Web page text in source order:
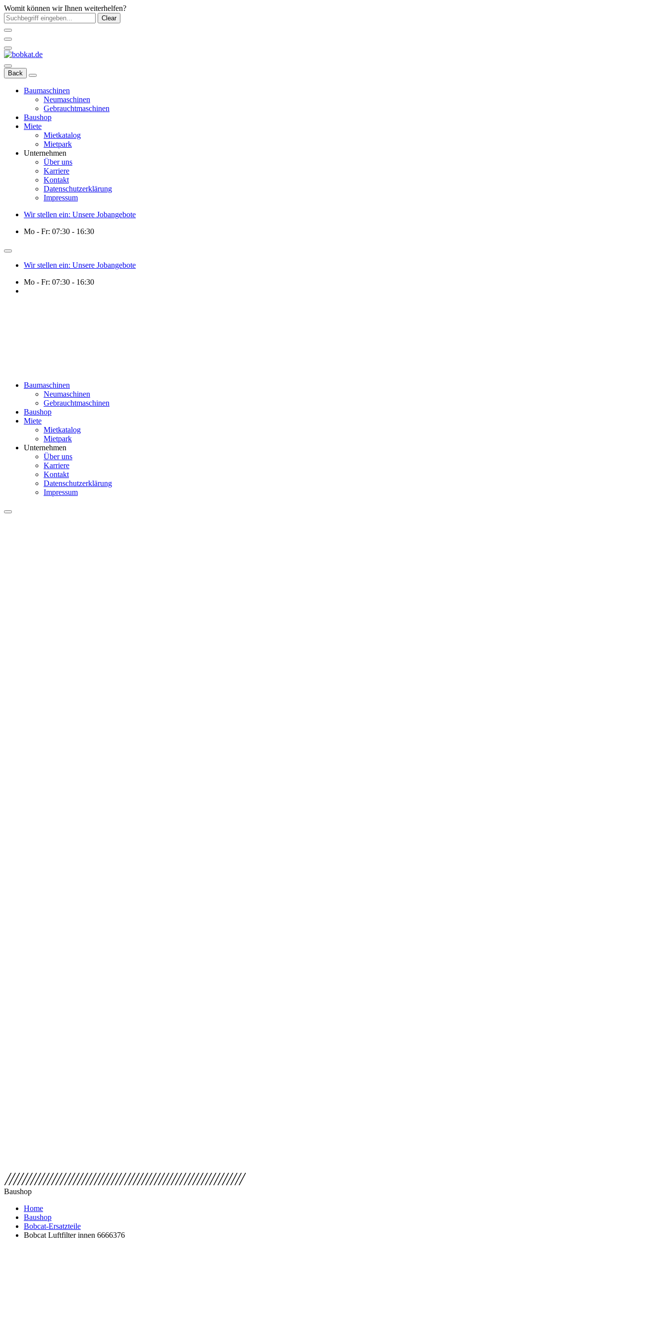
Womit können wir Ihnen weiterhelfen?
Clear
Back
Baumaschinen
Neumaschinen
Gebrauchtmaschinen
Baushop
Miete
Mietkatalog
Mietpark
Unternehmen
Über uns
Karriere
Kontakt
Datenschutzerklärung
Impressum
Wir stellen ein: Unsere Jobangebote
Mo - Fr: 07:30 - 16:30
Wir stellen ein: Unsere Jobangebote
Mo - Fr: 07:30 - 16:30
Baumaschinen
Neumaschinen
Gebrauchtmaschinen
Baushop
Miete
Mietkatalog
Mietpark
Unternehmen
Über uns
Karriere
Kontakt
Datenschutzerklärung
Impressum
Baushop
Home
Baushop
Bobcat-Ersatzteile
Bobcat Luftfilter innen 6666376